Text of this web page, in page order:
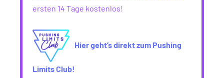
ersten 14 Tage kostenlos!
Hier geht’s direkt zum Pushing
Limits Club!